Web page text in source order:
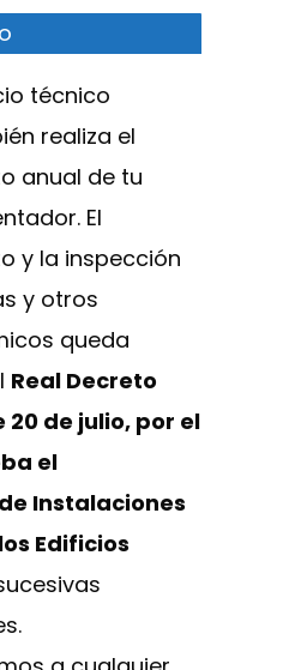
técnico
realiza el
anual de tu
El
y la inspección
y otros
queda
Real Decreto
20 de julio, por el
el
Instalaciones
Edificios